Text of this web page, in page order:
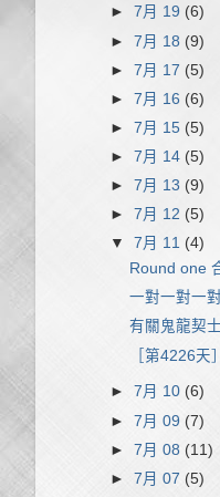
►7月 19 (6)
►7月 18 (9)
►7月 17 (5)
►7月 16 (6)
►7月 15 (5)
►7月 14 (5)
►7月 13 (9)
►7月 12 (5)
▼7月 11 (4)
Round one
一對一對一
有關鬼龍契
［第4226天
►7月 10 (6)
►7月 09(7)
►7月 08(11)
►7月 07(5)